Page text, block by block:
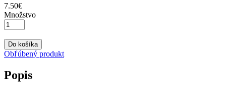
7.50€
Množstvo
Do košíka
Obľúbený produkt
Popis